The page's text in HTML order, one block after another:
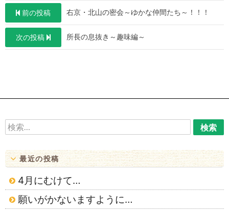
投
稿
ナ
ョ
前の投稿 右京・北山の密会～ゆかな仲間たち～！！！
次の投稿 所長の息抜き～趣味編～
検
索:
最近の投稿
4月にむけて…
願いがかないますように…